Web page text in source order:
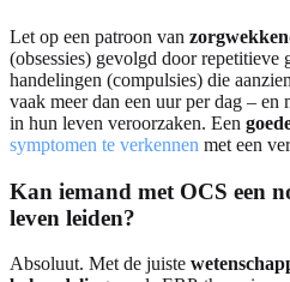
Let op een patroon van
(obsessies) gevolgd door repetitieve
handelingen (compulsies) die
vaak meer dan een uur per dag – en
in hun leven veroorzaken. Een
symptomen te verkennen met een
Kan iemand met OCS een
leven leiden?
Absoluut. Met de juiste